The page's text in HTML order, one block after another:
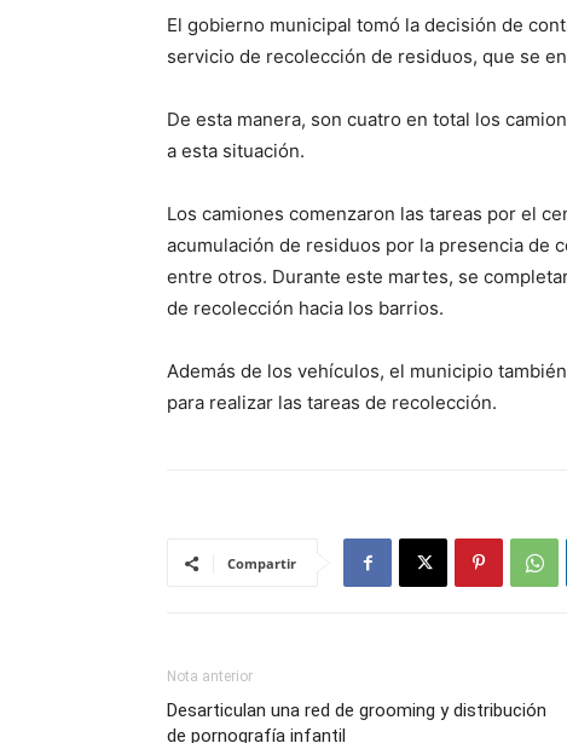
El gobierno municipal tomó la decisión de
servicio de recolección de residuos, que se
De esta manera, son cuatro en total los
a esta situación.
Los camiones comenzaron las tareas por el
acumulación de residuos por la presencia de
entre otros. Durante este martes, se
de recolección hacia los barrios.
Además de los vehículos, el municipio
para realizar las tareas de recolección.
Compartir
Nota anterior
Desarticulan una red de grooming y distribución
de pornografía infantil